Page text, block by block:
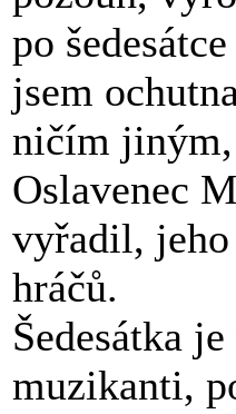
po
jsem
ničím jiným,
Oslavenec
vyřadil,
hráčů.
Šedesátka
muzikanti,